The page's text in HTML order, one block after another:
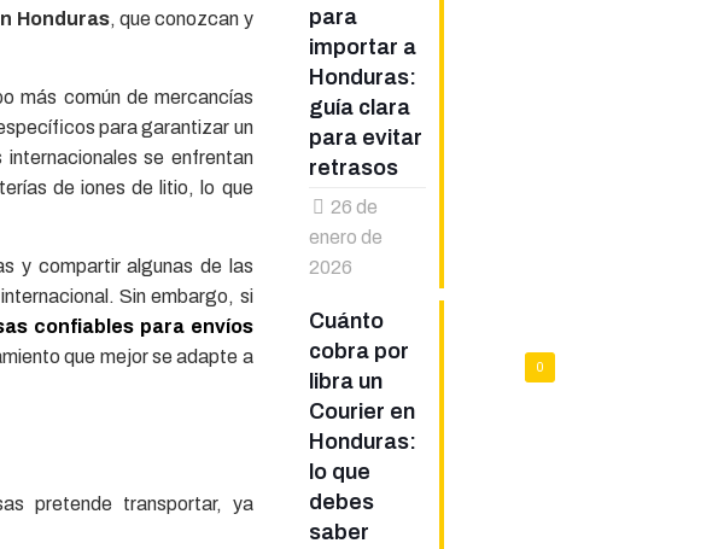
Honduras, que conozcan y
más común de mercancías
para garantizar un
se enfrentan
de iones de litio, lo que
y compartir algunas de las
Sin embargo, si
confiables para envíos
que mejor se adapte a
pretende transportar, ya
para
importar a
Honduras:
guía clara
para evitar
retrasos
26 de
enero de
2026
0
Cuánto
cobra por
libra un
Courier en
Honduras:
lo que
debes
saber